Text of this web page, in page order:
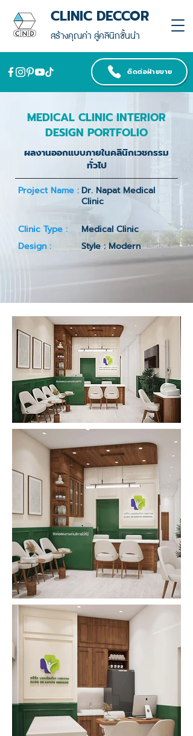
สร้างคุณค่า สู่คลินิกชั้นนำ
CLINIC DECCOR
ติดต่อฝ่ายขาย
MEDICAL CLINIC INTERIOR
DESIGN PORTFOLIO
ผลงานออกแบบภายในคลินิกเวชกรรม
ทั่วไป
Project Name : Dr. Napat Medical
Clinic
Clinic Type :
Medical Clinic
Design :
Style : Modern